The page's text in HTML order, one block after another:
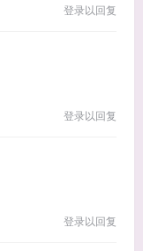
登录以回复
登录以回复
登录以回复